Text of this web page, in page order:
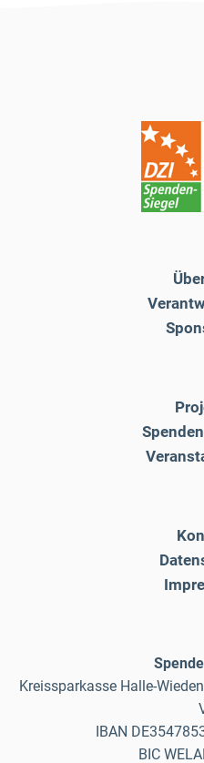
Kreissparkasse Halle-
IBAN
BIC